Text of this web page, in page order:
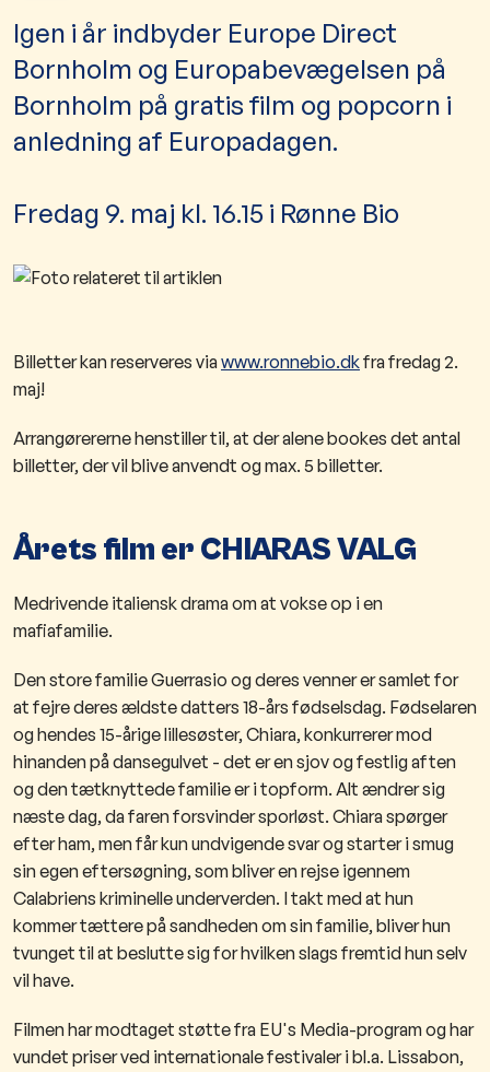
​​Igen i år indbyder Europe Direct
Bornholm og Europabevægelsen på
Bornholm på gratis film og popcorn i
anledning af Europadagen.
Fredag 9. maj kl. 16.15 i Rønne Bio
Billetter kan reserveres viawww.ronnebio.dkfra fredag 2.
maj!
Arrangørererne henstiller til, at der alene bookes det antal
billetter, der vil blive anvendt og max. 5 billetter.
Årets film er CHIARAS VALG
Medrivende italiensk drama om at vokse op i en
mafiafamilie.
Den store familie Guerrasio og deres venner er samlet for
at fejre deres ældste datters 18-års fødselsdag. Fødselaren
og hendes 15-årige lillesøster, Chiara, konkurrerer mod
hinanden på dansegulvet - det er en sjov og festlig aften
og den tætknyttede familie er i topform. Alt ændrer sig
næste dag, da faren forsvinder sporløst. Chiara spørger
efter ham, men får kun undvigende svar og starter i smug
sin egen eftersøgning, som bliver en rejse igennem
Calabriens kriminelle underverden. I takt med at hun
kommer tættere på sandheden om sin familie, bliver hun
tvunget til at beslutte sig for hvilken slags fremtid hun selv
vil have.
Filmen har modtaget støtte fra EU's Media-program og har
vundet priser ved internationale festivaler i bl.a. Lissabon,